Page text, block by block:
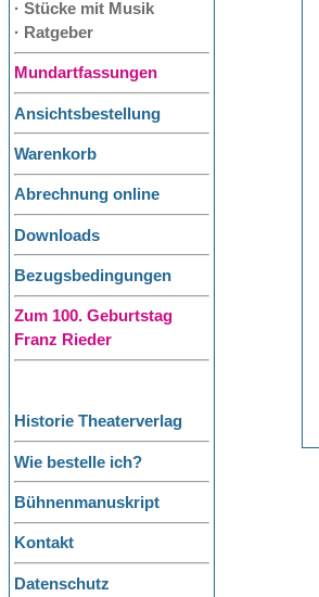
· Stücke mit Musik
· Ratgeber
Mundartfassungen
Ansichtsbestellung
Warenkorb
Abrechnung online
Downloads
Bezugsbedingungen
Zum 100. Geburtstag
Franz Rieder
Historie Theaterverlag
Wie bestelle ich?
Bühnenmanuskript
Kontakt
Datenschutz